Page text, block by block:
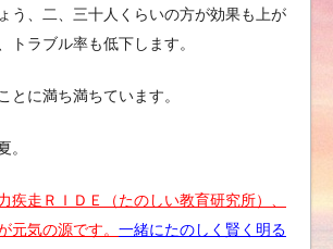
う、二、三十人くらいの方が効果も上が
トラブル率も低下します。
に満ち満ちています。
。
疾走ＲＩＤＥ（たのしい教育研究所）、
元気の源です。 一緒にたのしく賢く明る